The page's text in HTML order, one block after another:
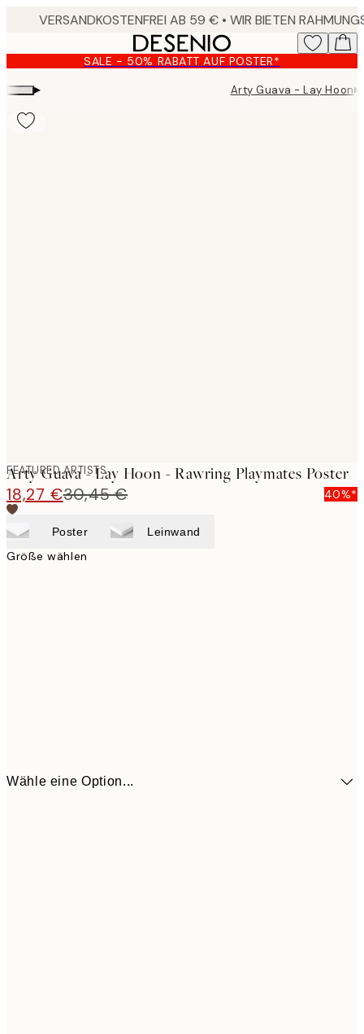
content.
SALE - 50% RABATT AUF POSTER*
▸ Arty Guava - Lay Hoon▸
FEATURED ARTISTS
Arty Guava - Lay Hoon - Rawring Playmates Poster
18,27 €30,45 € 40%*
Poster Leinwand
Größe wählen
Wähle eine Option...